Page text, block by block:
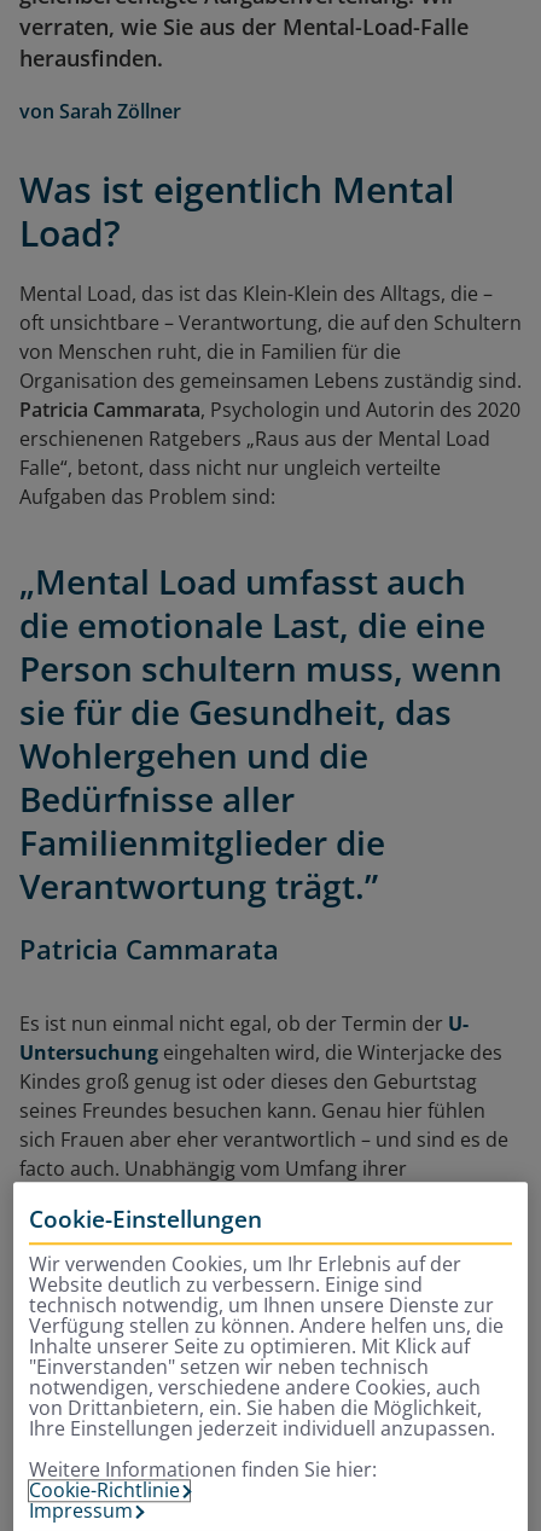
verraten, wie Sie aus der Mental-Load-Falle
herausfinden.
von Sarah Zöllner
Was ist eigentlich Mental
Load?
Mental Load, das ist das Klein-Klein des Alltags, die –
oft unsichtbare – Verantwortung, die auf den Schultern
von Menschen ruht, die in Familien für die
Organisation des gemeinsamen Lebens zuständig sind.
Patricia Cammarata, Psychologin und Autorin des 2020
erschienenen Ratgebers „Raus aus der Mental Load
Falle“, betont, dass nicht nur ungleich verteilte
Aufgaben das Problem sind:
„Mental Load umfasst auch
die emotionale Last, die eine
Person schultern muss, wenn
sie für die Gesundheit, das
Wohlergehen und die
Bedürfnisse aller
Familienmitglieder die
Verantwortung trägt.”
Patricia Cammarata
Es ist nun einmal nicht egal, ob der Termin der U-
Untersuchung eingehalten wird, die Winterjacke des
Kindes groß genug ist oder dieses den Geburtstag
seines Freundes besuchen kann. Genau hier fühlen
sich Frauen aber eher verantwortlich – und sind es de
facto auch. Unabhängig vom Umfang ihrer
Erwerbstätigkeit nachzugehen, führt nicht dazu, dass
die Sorgearbeit gleich verteilt ist“ schreibt Cammarata
in ihrem gerade erschienenen Buch „Musterbruch“:
„Arbeiten die Eltern beide Vollzeit, leisten Frauen mehr
Sorgearbeit als Männer. Die Lücke beträgt dann 41,3
Prozent. Das gilt auch, wenn beide Teilzeit arbeiten
und sogar, wenn beide nicht erwerbstätig sind.“ Das
von Männern wie Frauen häufig vorgebrachte
Argument, es sei nur fair, dass sie sich mehr um die
Organisation des Familienalltags kümmere, da er
Cookie-Einstellungen
Wir verwenden Cookies, um Ihr Erlebnis auf der
Website deutlich zu verbessern. Einige sind
technisch notwendig, um Ihnen unsere Dienste zur
Verfügung stellen zu können. Andere helfen uns, die
Inhalte unserer Seite zu optimieren. Mit Klick auf
"Einverstanden" setzen wir neben technisch
notwendigen, verschiedene andere Cookies, auch
von Drittanbietern, ein. Sie haben die Möglichkeit,
Ihre Einstellungen jederzeit individuell anzupassen.
Weitere Informationen finden Sie hier:
Cookie-Richtlinie
Impressum